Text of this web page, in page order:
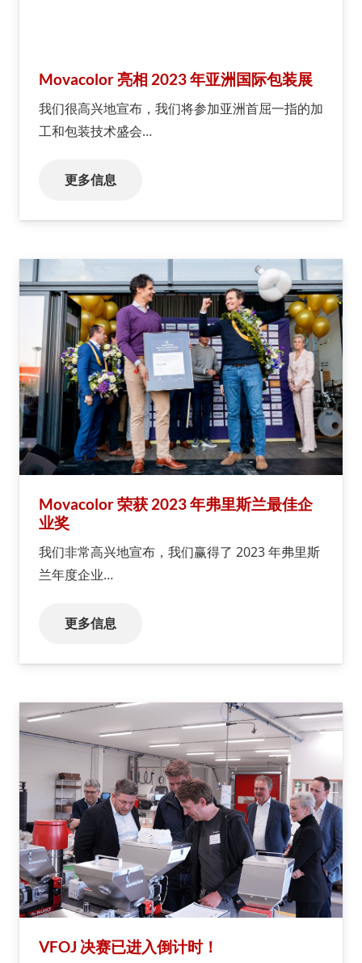
Movacolor 亮相 2023 年亚洲国际包装展
我们很高兴地宣布，我们将参加亚洲首屈一指的加
工和包装技术盛会…
更多信息
Movacolor 荣获 2023 年弗里斯兰最佳企
业奖
我们非常高兴地宣布，我们赢得了 2023 年弗里斯
兰年度企业…
更多信息
VFOJ 决赛已进入倒计时！